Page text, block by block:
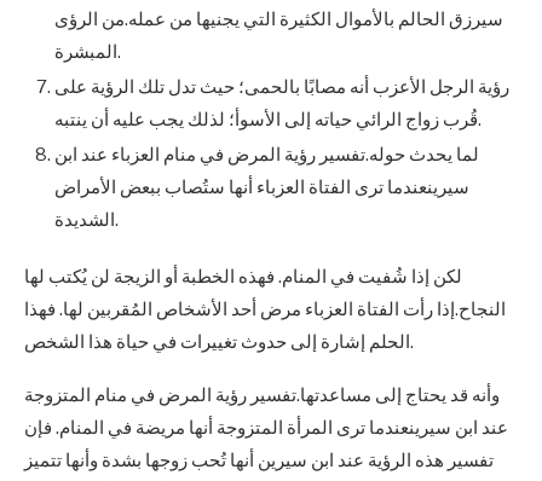
سيرزق الحالم بالأموال الكثيرة التي يجنيها من عمله.من الرؤى
المبشرة.
رؤية الرجل الأعزب أنه مصابًا بالحمى؛ حيث تدل تلك الرؤية على
قُرب زواج الرائي حياته إلى الأسوأ؛ لذلك يجب عليه أن ينتبه.
لما يحدث حوله.تفسير رؤية المرض في منام العزباء عند ابن
سيرينعندما ترى الفتاة العزباء أنها ستُصاب ببعض الأمراض
الشديدة.
لكن إذا شُفيت في المنام. فهذه الخطبة أو الزيجة لن يُكتب لها
النجاح.إذا رأت الفتاة العزباء مرض أحد الأشخاص المُقربين لها. فهذا
الحلم إشارة إلى حدوث تغييرات في حياة هذا الشخص.
وأنه قد يحتاج إلى مساعدتها.تفسير رؤية المرض في منام المتزوجة
عند ابن سيرينعندما ترى المرأة المتزوجة أنها مريضة في المنام. فإن
تفسير هذه الرؤية عند ابن سيرين أنها تُحب زوجها بشدة وأنها تتميز